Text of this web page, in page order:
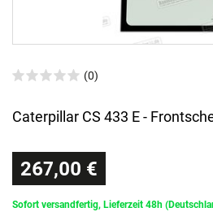
(0)
Caterpillar CS 433 E -
267,00 €
Sofort versandfertig, Lieferzeit 48h